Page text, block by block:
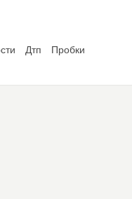
Дтп
Пробки